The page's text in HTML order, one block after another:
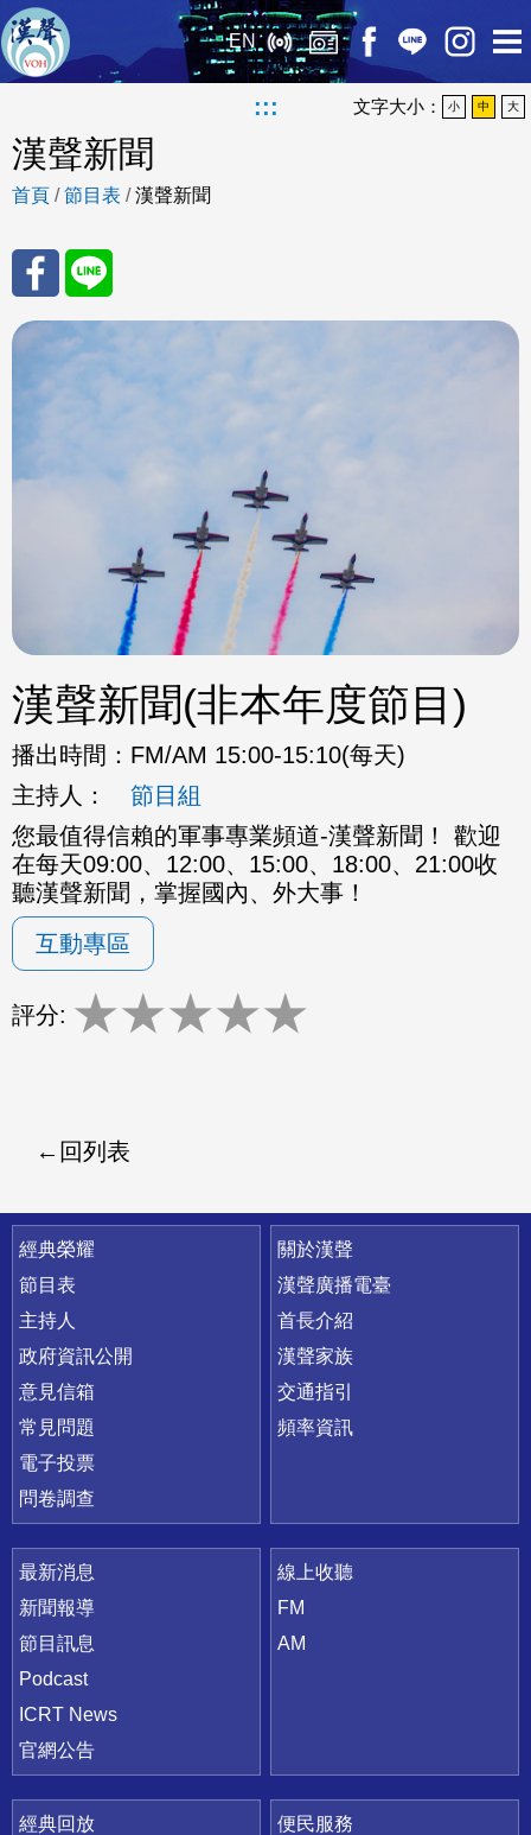
EN
::: 文字大小： 小 中 大
漢聲新聞
首頁 /節目表 /漢聲新聞
分享
至
eBo
分享
至
漢聲新聞(非本年度節目)
播出時間： FM/AM 15:00-15:10(每天)
主持人：
節目組
您最值得信賴的軍事專業頻道-漢聲新聞！ 歡迎
在每天09:00、12:00、15:00、18:00、21:00收
聽漢聲新聞，掌握國內、外大事！
互動專區
評分: ★★★★★
回列表
快速連結
經典榮耀
節目表
主持人
政府資訊公開
意見信箱
常見問題
電子投票
問卷調查
關於漢聲
漢聲廣播電臺
首長介紹
漢聲家族
交通指引
頻率資訊
最新消息
新聞報導
節目訊息
Podcast
ICRT News
官網公告
線上收聽
FM
AM
經典回放
便民服務